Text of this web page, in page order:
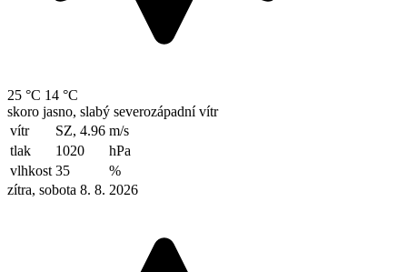
25 °C 14 °C
skoro jasno, slabý severozápadní vítr
vítr
SZ, 4.96 m/s
tlak
1020
hPa
vlhkost 35
%
zítra, sobota 8. 8. 2026